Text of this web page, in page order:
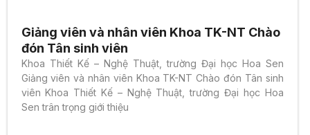
Giảng viên và nhân viên Khoa TK-NT Chào
đón Tân sinh viên
Khoa Thiết Kế – Nghệ Thuật, trường Đại học Hoa Sen
Giảng viên và nhân viên Khoa TK-NT Chào đón Tân sinh
viên Khoa Thiết Kế – Nghệ Thuật, trường Đại học Hoa
Sen trân trọng giới thiệu